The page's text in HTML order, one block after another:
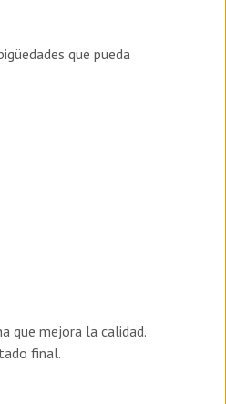
que pueda
que mejora la calidad.
final.